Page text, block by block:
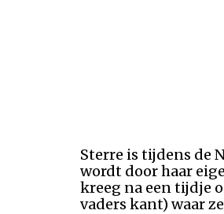
Sterre is tijdens de
wordt door haar
kreeg na een tijdje
vaders kant) waar